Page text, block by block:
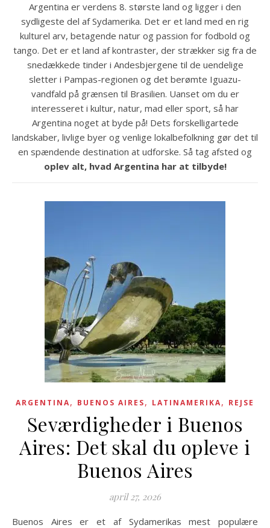
Argentina er verdens 8. største land og ligger i den
sydligeste del af Sydamerika. Det er et land med en rig
kulturel arv, betagende natur og passion for fodbold og
tango. Det er et land af kontraster, der strækker sig fra de
snedækkede tinder i Andesbjergene til de uendelige
sletter i Pampas-regionen og det berømte Iguazu-
vandfald på grænsen til Brasilien. Uanset om du er
interesseret i kultur, natur, mad eller sport, så har
Argentina noget at byde på! Dets forskelligartede
landskaber, livlige byer og venlige lokalbefolkning gør det til
en spændende destination at udforske. Så tag afsted og
oplev alt, hvad Argentina har at tilbyde!
ARGENTINA, BUENOS AIRES, LATINAMERIKA, REJSE
Seværdigheder i Buenos
Aires: Det skal du opleve i
Buenos Aires
april 27, 2026
Buenos Aires er et af Sydamerikas mest populære